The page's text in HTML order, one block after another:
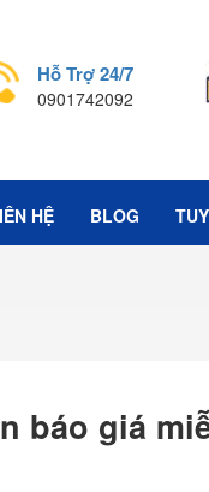
Hỗ Trợ 24/7
0901742092
HỆ BLOG
báo giá